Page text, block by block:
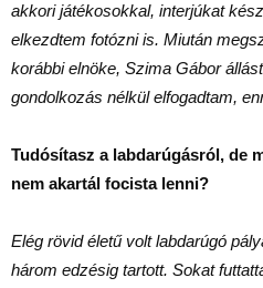
akkori játékosokkal, interjúkat
elkezdtem fotózni is. Miután
korábbi elnöke, Szima Gábor
gondolkozás nélkül elfogadtam,
Tudósítasz a labdarúgásról, de
nem akartál focista lenni?
Elég rövid életű volt labdarúgó
három edzésig tartott. Sokat